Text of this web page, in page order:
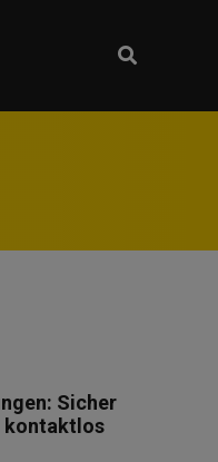
Sicher
kontaktlos